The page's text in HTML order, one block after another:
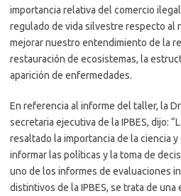
importancia relativa del comercio
regulado de vida silvestre respecto al
mejorar nuestro entendimiento de la
restauración de ecosistemas, la
aparición de enfermedades.
En referencia al informe del taller, la
secretaria ejecutiva de la IPBES, dijo:
resaltado la importancia de la ciencia
informar las políticas y la toma de
uno de los informes de evaluaciones
distintivos de la IPBES, se trata de